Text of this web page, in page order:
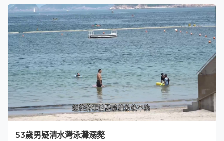
53歲男疑清水灣泳灘溺斃